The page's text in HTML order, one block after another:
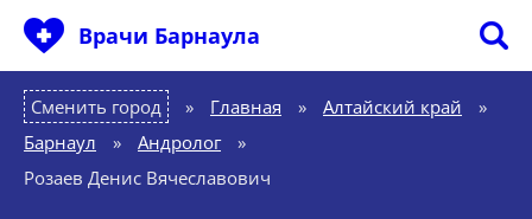
Врачи Барнаула
Сменить город Главная » Алтайский край
»
Барнаул
» Андролог
»
Розаев Денис Вячеславович